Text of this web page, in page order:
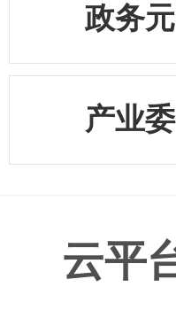
政务
产业
云平